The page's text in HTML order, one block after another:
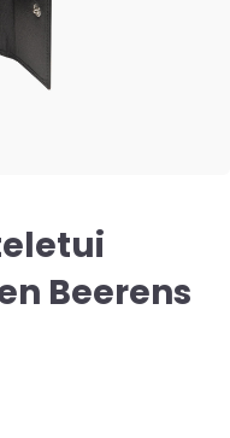
Beerens